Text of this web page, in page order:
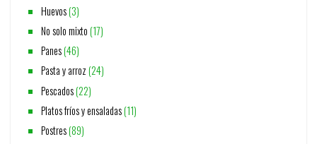
Huevos(3)
No solo mixto(17)
Panes(46)
Pasta y arroz(24)
Pescados(22)
Platos fríos y ensaladas(11)
Postres(89)